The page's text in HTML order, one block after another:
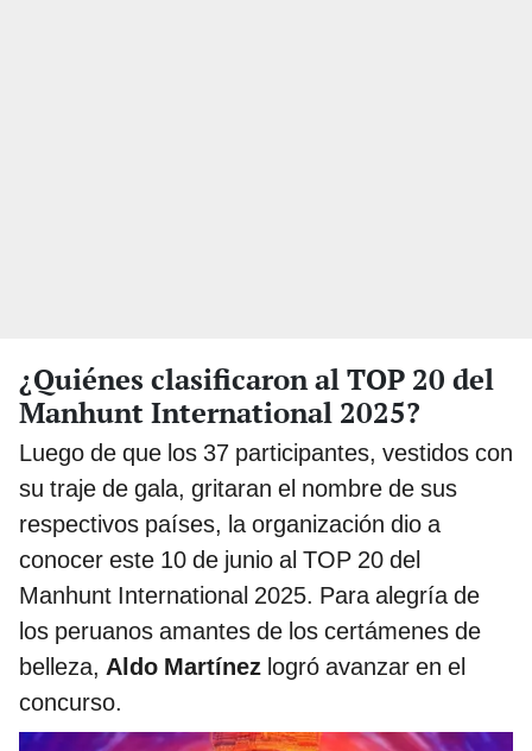
¿Quiénes clasificaron al TOP 20 del
Manhunt International 2025?
Luego de que los 37 participantes, vestidos con
su traje de gala, gritaran el nombre de sus
respectivos países, la organización dio a
conocer este 10 de junio al TOP 20 del
Manhunt International 2025. Para alegría de
los peruanos amantes de los certámenes de
belleza, Aldo Martínez logró avanzar en el
concurso.